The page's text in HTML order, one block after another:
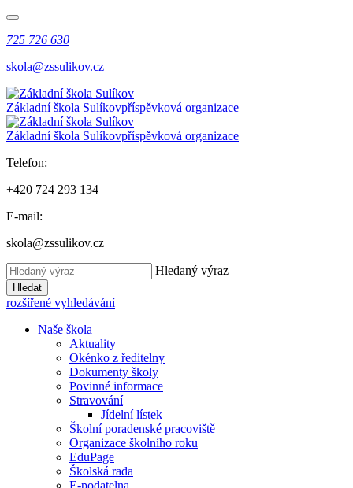
725 726 630
skola@zssulikov.cz
Základní škola Sulíkovpříspěvková organizace
Základní škola Sulíkovpříspěvková organizace
Telefon:
+420 724 293 134
E-mail:
skola@zssulikov.cz
Hledaný výraz
Hledat
rozšířené vyhledávání
Naše škola
Aktuality
Okénko z ředitelny
Dokumenty školy
Povinné informace
Stravování
Jídelní lístek
Školní poradenské pracoviště
Organizace školního roku
EduPage
Školská rada
E-podatelna